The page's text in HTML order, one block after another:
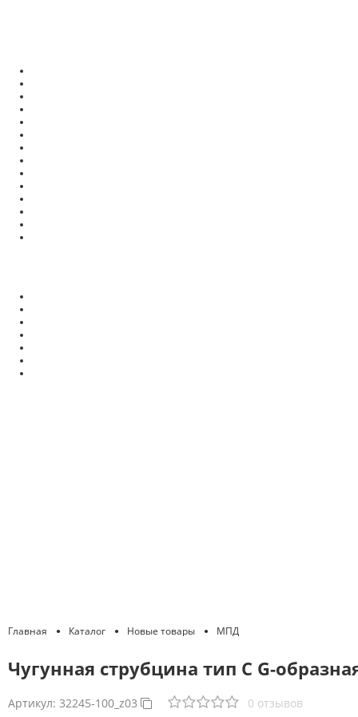
Главная Каталог Новые товары МПД
Чугунная струбцина тип С G-
Артикул: 32245-100_z03 0 отзывов